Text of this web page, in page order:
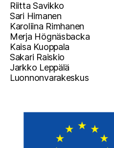
Riitta Savikko
Sari Himanen
Karoliina Rimhanen
Merja Högnäsbacka
Kaisa Kuoppala
Sakari Raiskio
Jarkko Leppälä
Luonnonvarakeskus